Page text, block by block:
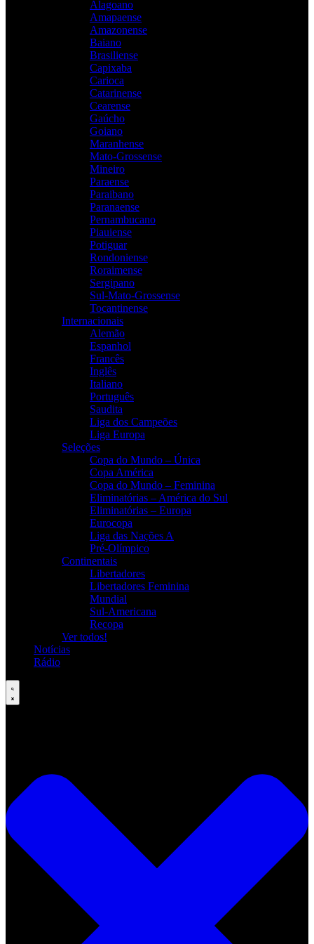
Alagoano
Amapaense
Amazonense
Baiano
Brasiliense
Capixaba
Carioca
Catarinense
Cearense
Gaúcho
Goiano
Maranhense
Mato-Grossense
Mineiro
Paraense
Paraibano
Paranaense
Pernambucano
Piauiense
Potiguar
Rondoniense
Roraimense
Sergipano
Sul-Mato-Grossense
Tocantinense
Internacionais
Alemão
Espanhol
Francês
Inglês
Italiano
Português
Saudita
Liga dos Campeões
Liga Europa
Seleções
Copa do Mundo – Única
Copa América
Copa do Mundo – Feminina
Eliminatórias – América do Sul
Eliminatórias – Europa
Eurocopa
Liga das Nações A
Pré-Olímpico
Continentais
Libertadores
Libertadores Feminina
Mundial
Sul-Americana
Recopa
Ver todos!
Notícias
Rádio